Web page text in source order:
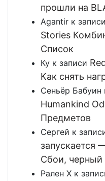
прошли на
Agantir к записи
Stories
Список
Ку к записи
Как снять
Сеньёр Бабуин
Humankind
Предметов
Сергей к
запускается
Сбои, черный
Рален Х к